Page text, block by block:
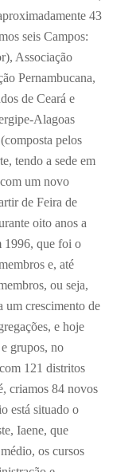
43
seis Campos:
Associação
Pernambucana,
de Ceará e
Alagoas
pelos
tendo a sede em
um novo
de Feira de
oito anos a
1996, que foi o
e, até
ou seja,
um crescimento de
e hoje
grupos, no
121 distritos
criamos 84 novos
está situado o
Iaene, que
os cursos